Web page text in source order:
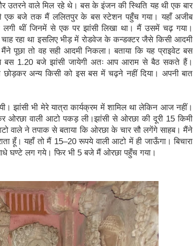
उतरने वाले मिल रहे थे। बस के इंजन की स्थिति यह थी एक बार
बजे तक मैं ललितपुर के बस स्टेशन पहुँच गया। यहाँ अजीब
लगी थीं जिनमें से एक पर झांसी लिखा था। मैं उसमें चढ़ गया।
रहा था इसलिए भीड़ में रोडवेज के कन्डक्टर जैसे किसी आदमी
पूछा तो वह सही आदमी निकला। बताया कि यह प्राइवेट बस
बस 1.20 बजे झांसी जायेगी अतः आप आराम से बैठ सकते हैं।
छोड़कर अन्य किसी को इस बस में चढ़ने नहीं दिया। अपनी बात
झांसी भी मेरे यात्रा कार्यक्रम में शामिल था लेकिन आज नहीं।
ओरछा वाली आटो पकड़ ली।झांसी से ओरछा की दूरी 15 किमी
वाले ने तपाक से बताया कि ओरछा के चार सौ लगेंगे साहब। मैंने
हूँ। यहाँ तो मैं 15–20 रूपये वाली आटो में ही जाऊँगा। बिचारा
घण्टे लग गये। फिर भी 5 बजे मैं ओरछा पहुँच गया।